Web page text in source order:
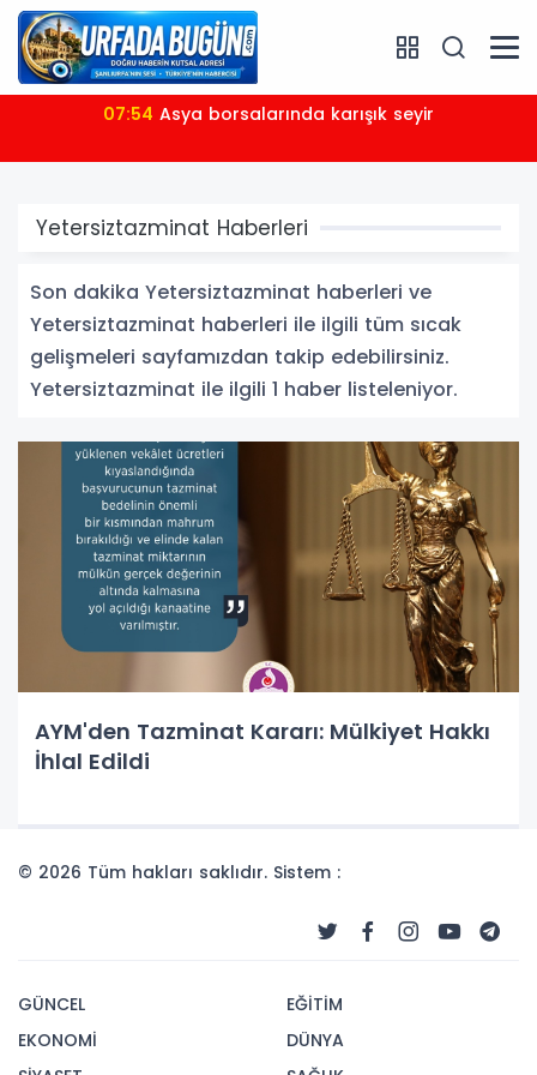
07:54 Asya borsalarında karışık seyir
Yetersiztazminat Haberleri
Son dakika Yetersiztazminat haberleri ve
Yetersiztazminat haberleri ile ilgili tüm sıcak
gelişmeleri sayfamızdan takip edebilirsiniz.
Yetersiztazminat ile ilgili 1 haber listeleniyor.
AYM'den Tazminat Kararı: Mülkiyet Hakkı
İhlal Edildi
© 2026 Tüm hakları saklıdır. Sistem :
GÜNCEL
EKONOMİ
EĞİTİM
DÜNYA